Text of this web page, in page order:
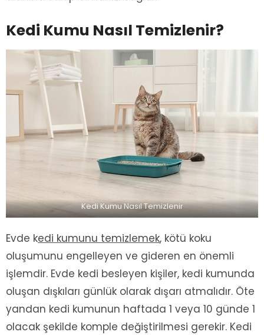
Kedi Kumu Nasıl Temizlenir?
Kedi Kumu Nasıl Temizlenir
Evde kedi kumunu temizlemek, kötü koku
oluşumunu engelleyen ve gideren en önemli
işlemdir. Evde kedi besleyen kişiler, kedi kumunda
oluşan dışkıları günlük olarak dışarı atmalıdır. Öte
yandan kedi kumunun haftada 1 veya 10 günde 1
olacak şekilde komple değiştirilmesi gerekir. Kedi